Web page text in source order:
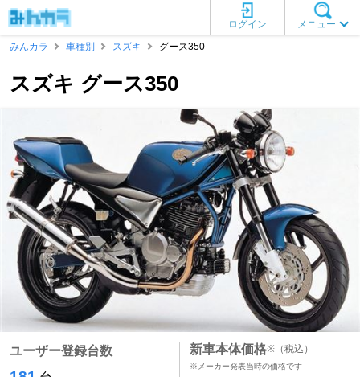
メニュー
ログイン
みんカラ
車種別 スズキ グース350
スズキ グース350
ユーザー登録台数 新車本体価格※ （税込）
※メーカー発表当時の価格です